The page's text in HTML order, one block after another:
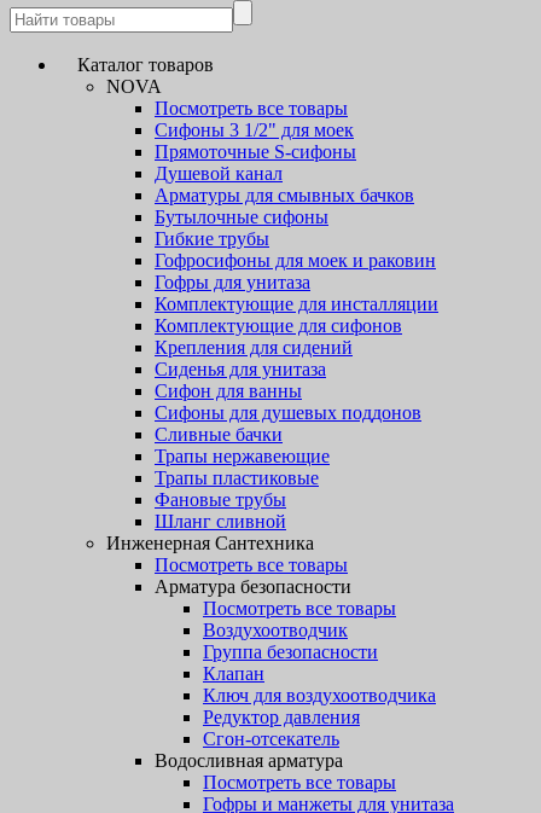
Каталог товаров
NOVA
Посмотреть все товары
Сифоны 3 1/2" для моек
Прямоточные S-сифоны
Душевой канал
Арматуры для смывных бачков
Бутылочные сифоны
Гибкие трубы
Гофросифоны для моек и раковин
Гофры для унитаза
Комплектующие для инсталляции
Комплектующие для сифонов
Крепления для сидений
Сиденья для унитаза
Сифон для ванны
Сифоны для душевых поддонов
Сливные бачки
Трапы нержавеющие
Трапы пластиковые
Фановые трубы
Шланг сливной
Инженерная Сантехника
Посмотреть все товары
Арматура безопасности
Посмотреть все товары
Воздухоотводчик
Группа безопасности
Клапан
Ключ для воздухоотводчика
Редуктор давления
Сгон-отсекатель
Водосливная арматура
Посмотреть все товары
Гофры и манжеты для унитаза